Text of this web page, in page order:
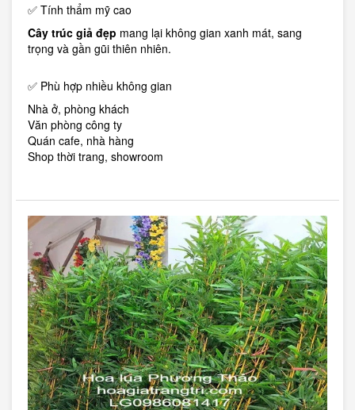
✅ Tính thẩm mỹ cao
Cây trúc giả đẹp mang lại không gian xanh mát, sang
trọng và gần gũi thiên nhiên.
✅ Phù hợp nhiều không gian
Nhà ở, phòng khách
Văn phòng công ty
Quán cafe, nhà hàng
Shop thời trang, showroom